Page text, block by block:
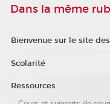
Dans la même
Bienvenue sur le site
Scolarité
Ressources